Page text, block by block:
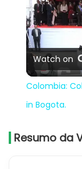
Watch on
Colombia:
in Bogota.
Resumo da